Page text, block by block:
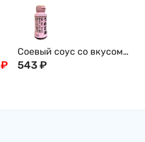
₽
Соевый соус со вкусом
японской сливы умэ
543₽